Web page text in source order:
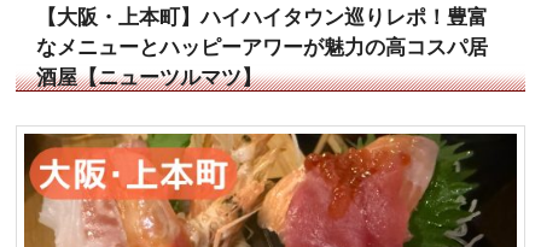
【大阪・上本町】ハイハイタウン巡りレポ！豊富
なメニューとハッピーアワーが魅力の高コスパ居
酒屋【ニューツルマツ】